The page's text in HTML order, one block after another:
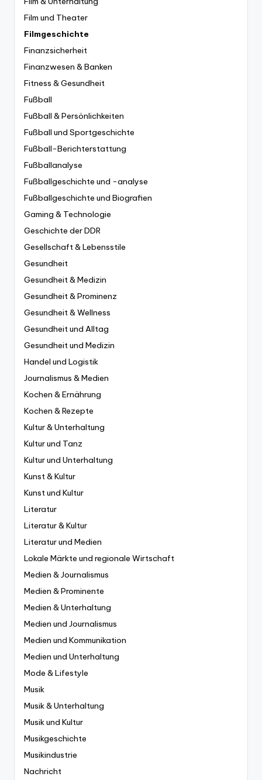
Film und Theater
Filmgeschichte
Finanzsicherheit
Finanzwesen & Banken
Fitness & Gesundheit
Fußball
Fußball & Persönlichkeiten
Fußball und Sportgeschichte
Fußball-Berichterstattung
Fußballanalyse
Fußballgeschichte und -analyse
Fußballgeschichte und Biografien
Gaming & Technologie
Geschichte der DDR
Gesellschaft & Lebensstile
Gesundheit
Gesundheit & Medizin
Gesundheit & Prominenz
Gesundheit & Wellness
Gesundheit und Alltag
Gesundheit und Medizin
Handel und Logistik
Journalismus & Medien
Kochen & Ernährung
Kochen & Rezepte
Kultur & Unterhaltung
Kultur und Tanz
Kultur und Unterhaltung
Kunst & Kultur
Kunst und Kultur
Literatur
Literatur & Kultur
Literatur und Medien
Lokale Märkte und regionale Wirtschaft
Medien & Journalismus
Medien & Prominente
Medien & Unterhaltung
Medien und Journalismus
Medien und Kommunikation
Medien und Unterhaltung
Mode & Lifestyle
Musik
Musik & Unterhaltung
Musik und Kultur
Musikgeschichte
Musikindustrie
Nachricht